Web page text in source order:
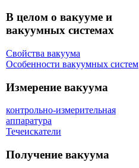
В целом о вакууме и
вакуумных системах
Свойства вакуума
Особенности вакуумных систем
Измерение вакуума
контрольно-измерительная
аппаратура
Течеискатели
Получение вакуума